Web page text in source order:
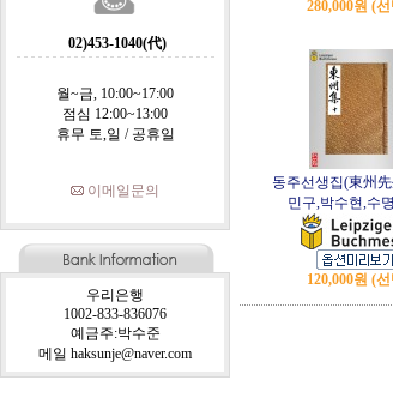
02)453-1040(代)
월~금, 10:00~17:00
점심 12:00~13:00
휴무 토,일 / 공휴일
이메일문의
우리은행
1002-833-836076
예금주:박수준
메일 haksunje@naver.com
280,000원 (
동주선생집(東州先
민구,박수현,수
120,000원 (